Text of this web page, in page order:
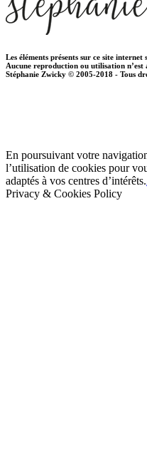
Les éléments présents sur ce site
Aucune reproduction ou utilisation n’est
Stéphanie Zwicky © 2005-2018 - Tous
En poursuivant votre
l’utilisation de cookies pour
adaptés à vos centres d’intérêts.
Privacy & Cookies Policy